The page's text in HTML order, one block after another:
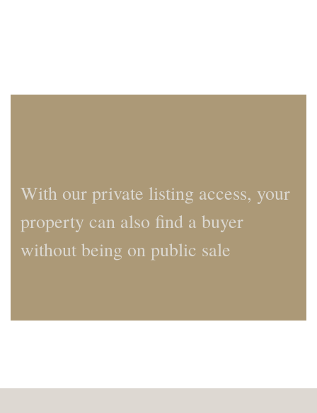
With our private listing access, your
property can also find a buyer
without being on public sale